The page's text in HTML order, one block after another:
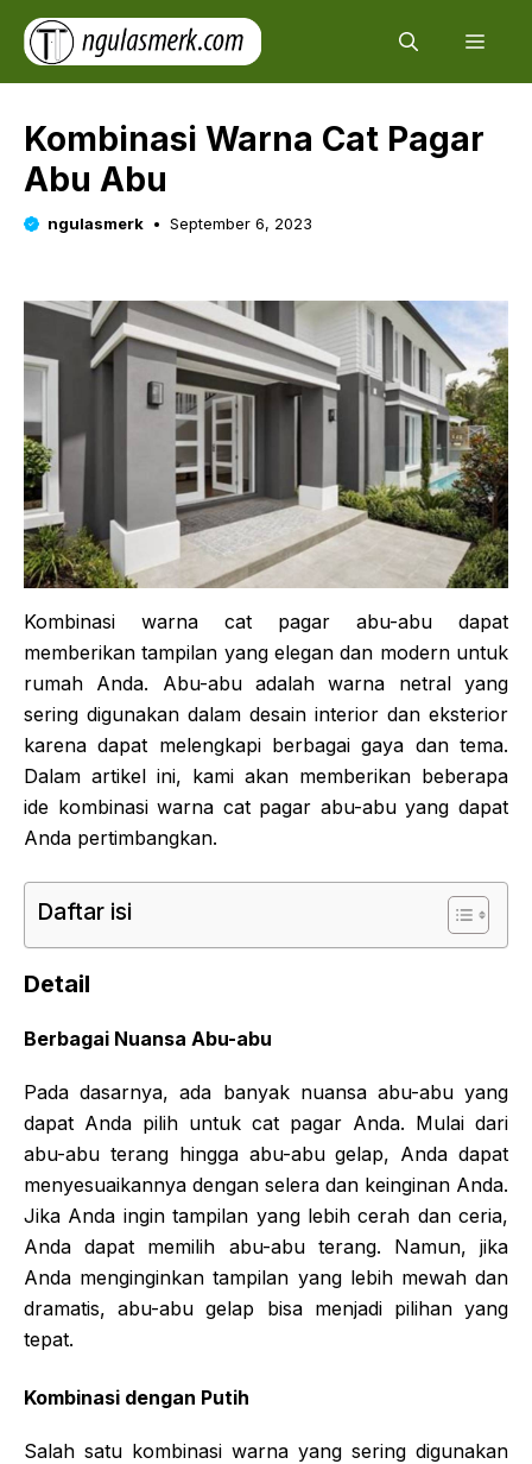
Skip
content
Kombinasi Warna Cat Pagar
Abu Abu
ngulasmerk September 6, 2023
Kombinasi warna cat pagar abu-abu dapat
memberikan tampilan yang elegan dan modern untuk
rumah Anda. Abu-abu adalah warna netral yang
sering digunakan dalam desain interior dan eksterior
karena dapat melengkapi berbagai gaya dan tema.
Dalam artikel ini, kami akan memberikan beberapa
ide kombinasi warna cat pagar abu-abu yang dapat
Anda pertimbangkan.
Daftar isi
Detail
Berbagai Nuansa Abu-abu
Pada dasarnya, ada banyak nuansa abu-abu yang
dapat Anda pilih untuk cat pagar Anda. Mulai dari
abu-abu terang hingga abu-abu gelap, Anda dapat
menyesuaikannya dengan selera dan keinginan Anda.
Jika Anda ingin tampilan yang lebih cerah dan ceria,
Anda dapat memilih abu-abu terang. Namun, jika
Anda menginginkan tampilan yang lebih mewah dan
dramatis, abu-abu gelap bisa menjadi pilihan yang
tepat.
Kombinasi dengan Putih
Salah satu kombinasi warna yang sering digunakan